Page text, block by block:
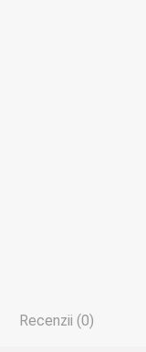
Recenzii (0)